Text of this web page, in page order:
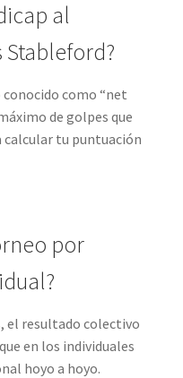
al
como “net
de golpes que
calcular tu puntuación
por
el resultado colectivo
en los individuales
hoyo a hoyo.